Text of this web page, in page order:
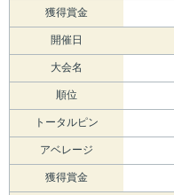
獲得賞金
開催日
大会名
順位
トータルピン
アベレージ
獲得賞金